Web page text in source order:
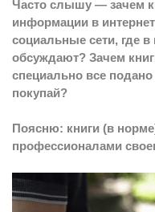
Часто слышу — зачем
информации в
социальные сети, где в
обсуждают? Зачем
специально все
покупай?
Поясню: книги (в
профессионалами